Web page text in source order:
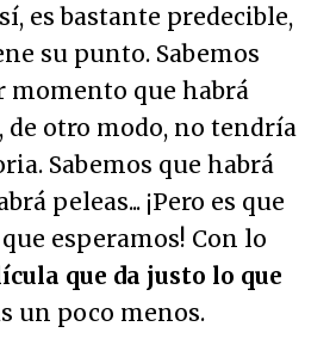
es bastante predecible,
su punto. Sabemos
momento que habrá
otro modo, no tendría
Sabemos que habrá
peleas... ¡Pero es que
esperamos! Con lo
que da justo lo que
un poco menos.